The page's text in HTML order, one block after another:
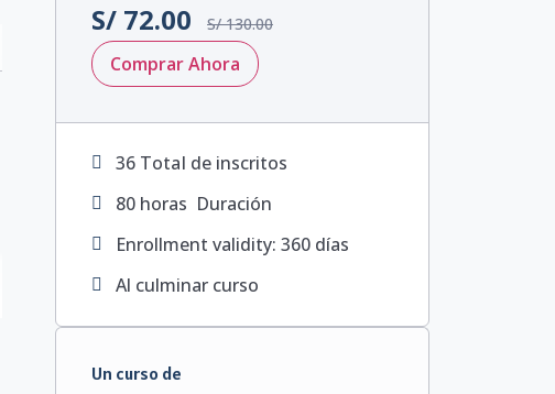
S/ 72.00 S/130.00
Comprar Ahora
36 TotaI de inscritos
80 horas Duración
Enrollment validity: 360 días
Al culminar curso
Un curso de